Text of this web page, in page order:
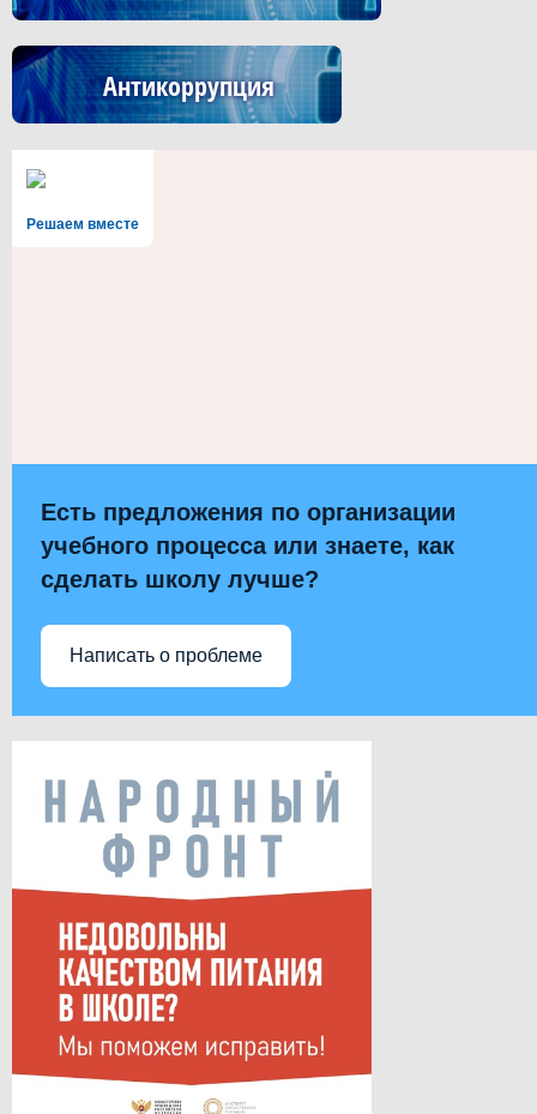
Антикоррупция
Решаем вместе
Есть предложения по организации
учебного процесса или знаете, как
сделать школу лучше?
Написать о проблеме